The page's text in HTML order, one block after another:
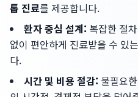
톱 진료를 제공합니다.
환자 중심 설계: 복잡한 절
없이 편안하게 진료받을 수 있는
다.
시간 및 비용 절감: 불필요